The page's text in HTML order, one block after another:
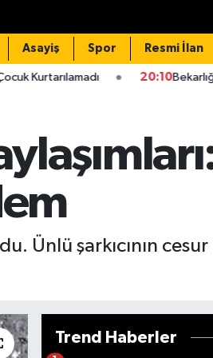
Asayiş Spor Resmi İlan
20:10Bekarlığa Veda Partisi
Ünlü şarkıcının
Trend Haberler